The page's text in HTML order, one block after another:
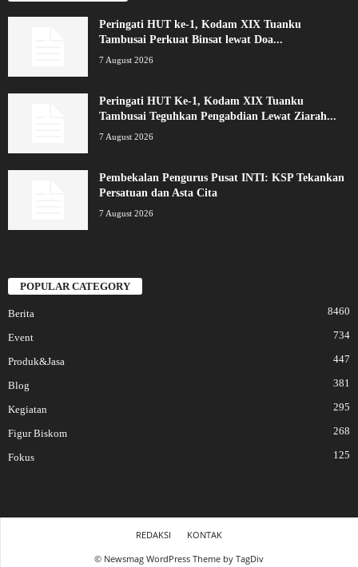
Peringati HUT ke-1, Kodam XIX Tuanku
Tambusai Perkuat Binsat lewat Doa...
7 August 2026
Peringati HUT Ke-1, Kodam XIX Tuanku
Tambusai Teguhkan Pengabdian Lewat Ziarah...
7 August 2026
Pembekalan Pengurus Pusat INTI: KSP Tekankan
Persatuan dan Asta Cita
7 August 2026
POPULAR CATEGORY
Berita 8460
Event 734
Produk&Jasa 447
Blog 381
Kegiatan 295
Figur Biskom 268
Fokus 125
REDAKSI
KONTAK
© Newsmag WordPress Theme by TagDiv